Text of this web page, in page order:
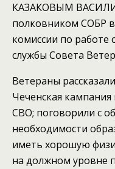
КАЗАКОВЫМ
полковником СОБР в
комиссии по работе
службы Совета
Ветераны
Чеченская
СВО; поговорили с
необходимости
иметь хорошую
на должном уровне